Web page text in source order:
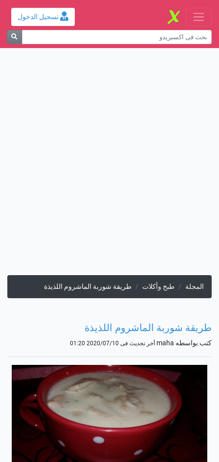
تسجيل الدخول
المجلة طبخ وأكلات طريقة شوربة الماشروم اللذيذة
طريقة شوربة الماشروم اللذيذة
كتب بواسطه maha أخر تحديث فى 2020/07/10 01:20